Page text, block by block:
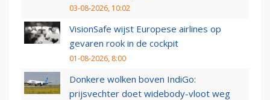
03-08-2026, 10:02
VisionSafe wijst Europese airlines op
gevaren rook in de cockpit
01-08-2026, 8:00
Donkere wolken boven IndiGo:
prijsvechter doet widebody-vloot weg